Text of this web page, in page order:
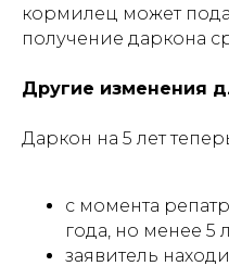
кормилец может
получение даркона
Другие изменения
Даркон на 5 лет
с момента
года, но менее 5
заявитель